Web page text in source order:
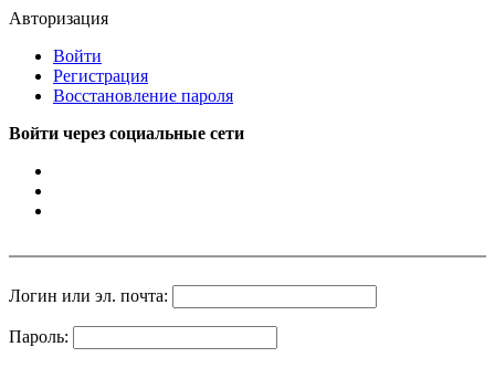
Авторизация
Войти
Регистрация
Восстановление пароля
Войти через социальные сети
Логин или эл. почта:
Пароль: